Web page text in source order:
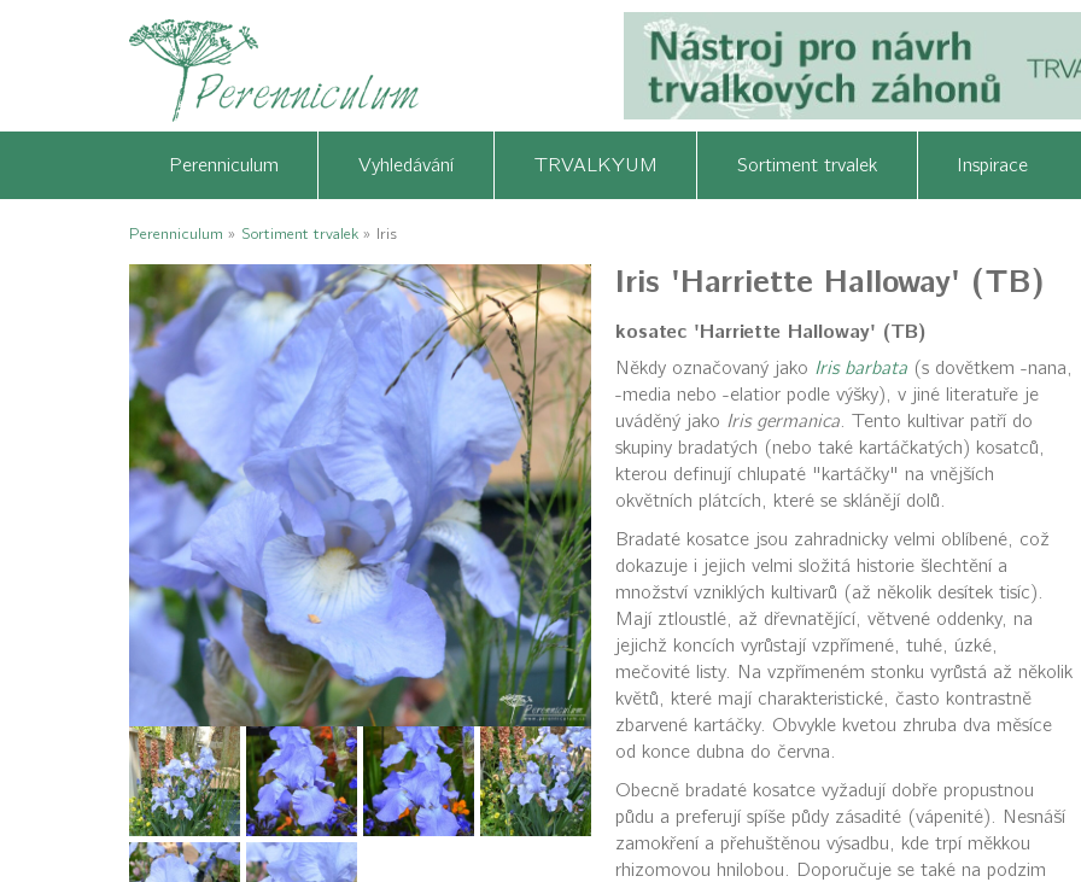
Perenniculum Vyhledávání TRVALKYUM Sortiment trvalek Inspirace
Perenniculum » Sortiment trvalek » Iris
Iris 'Harriette Halloway' (TB)
kosatec 'Harriette Halloway' (TB)
Někdy označovaný jako Iris barbata(s dovětkem -nana,
-media nebo -elatior podle výšky), v jiné literatuře je
uváděný jako Iris germanica. Tento kultivar patří do
skupiny bradatých (nebo také kartáčkatých) kosatců,
kterou definují chlupaté "kartáčky" na vnějších
okvětních plátcích, které se sklánějí dolů.
Bradaté kosatce jsou zahradnicky velmi oblíbené, což
dokazuje i jejich velmi složitá historie šlechtění a
množství vzniklých kultivarů (až několik desítek tisíc).
Mají ztloustlé, až dřevnatějící, větvené oddenky, na
jejichž koncích vyrůstají vzpřímené, tuhé, úzké,
mečovité listy. Na vzpřímeném stonku vyrůstá až několik
květů, které mají charakteristické, často kontrastně
zbarvené kartáčky. Obvykle kvetou zhruba dva měsíce
od konce dubna do června.
Obecně bradaté kosatce vyžadují dobře propustnou
půdu a preferují spíše půdy zásadité (vápenité). Nesnáší
zamokření a přehuštěnou výsadbu, kde trpí měkkou
rhizomovou hnilobou. Doporučuje se také na podzim